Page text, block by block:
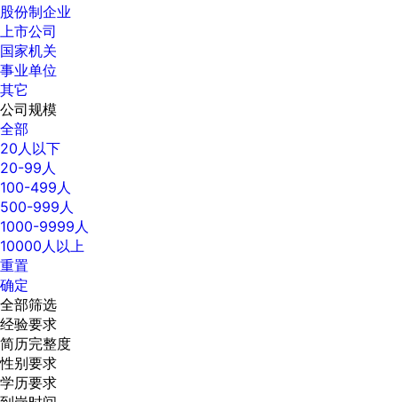
股份制企业
上市公司
国家机关
事业单位
其它
公司规模
全部
20人以下
20-99人
100-499人
500-999人
1000-9999人
10000人以上
重置
确定
全部筛选
经验要求
简历完整度
性别要求
学历要求